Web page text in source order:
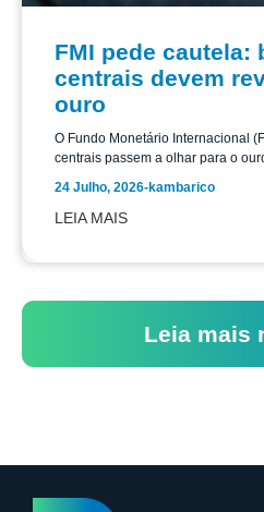
FMI pede cautela:
centrais devem
ouro
O Fundo Monetário Internacional
centrais passem a olhar para o
24 Julho, 2026-kambarico
LEIA MAIS
Leia mais